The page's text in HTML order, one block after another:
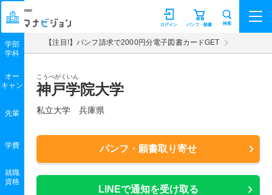
マナビジョン パンフ・願書
ログイン 検索
【注目!】パンフ請求で2000円分電子図書カードGET
こうべがくいん
神戸学院大学
私立大学 兵庫県
パンフ・願書取り寄せ
LINEで通知を受け取る
学部
学科
オー
キャン
先輩
学費
就職
資格